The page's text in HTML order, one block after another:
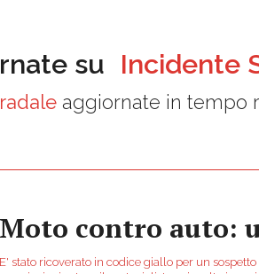
su Incidente
aggiornate in tempo
Moto contro auto:
E' stato ricoverato in codice giallo per un